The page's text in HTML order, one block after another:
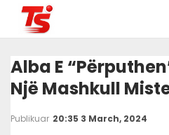
Alba E
Një Mashkull
Publikuar 20:35 3 March, 2024